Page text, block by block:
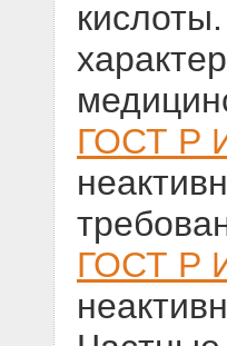
ГОСТ Р
ГОСТ Р